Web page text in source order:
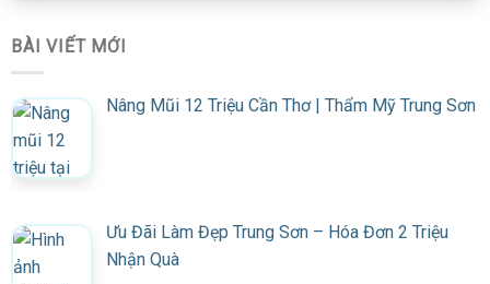
BÀI VIẾT MỚI
Nâng Mũi 12 Triệu Cần Thơ | Thẩm Mỹ Trung Sơn
Ưu Đãi Làm Đẹp Trung Sơn – Hóa Đơn 2 Triệu
Nhận Quà